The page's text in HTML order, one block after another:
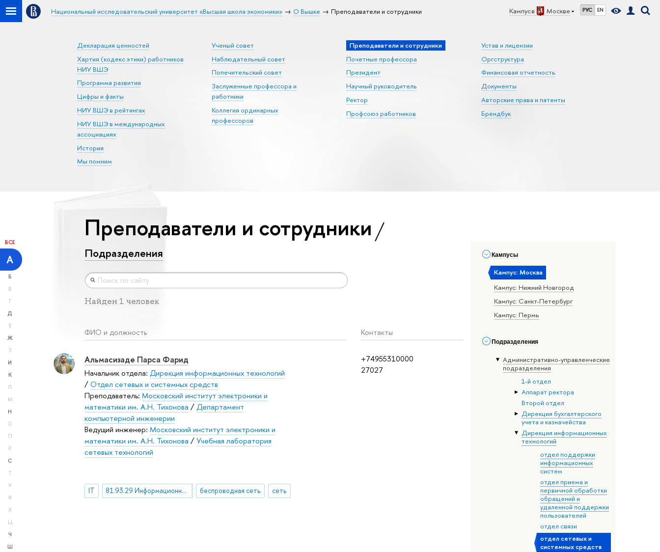
Кампус в Москве РУС EN
Национальный исследовательский университет «Высшая школа экономики» О Вышке Преподаватели и сотрудники
Декларация ценностей
Хартия (кодекс этики) работников
НИУ ВШЭ
Программа развития
Цифры и факты
НИУ ВШЭ в рейтингах
НИУ ВШЭ в международных
ассоциациях
История
Мы помним
Ученый совет
Наблюдательный совет
Попечительский совет
Заслуженные профессора и
работники
Коллегия ординарных
профессоров
Преподаватели и сотрудники
Почетные профессора
Президент
Научный руководитель
Ректор
Профсоюз работников
Устав и лицензии
Оргструктура
Финансовая отчетность
Документы
Авторские права и патенты
Брендбук
ВСЕ
А
Б
В
Г
Д
Е
Ж
З
И
К
Л
М
Н
О
П
Р
С
Т
У
Ф
Х
Ц
Ч
Ш
Кампусы
Кампус: Москва
Кампус: Нижний Новгород
Кампус: Санкт-Петербург
Кампус: Пермь
Подразделения
Административно-управленческие
подразделения
1-й отдел
Аппарат ректора
Второй отдел
Дирекция бухгалтерского
учета и казначейства
Дирекция информационных
технологий
отдел поддержки
информационных
систем
отдел приема и
первичной обработки
обращений и
удаленной поддержки
пользователей
отдел связи
отдел сетевых и
системных средств
Преподаватели и сотрудники
Подразделения
Найден 1 человек
ФИО и должность Контакты
+74955310000
27027
Альмасизаде Парса Фарид
Начальник отдела: Дирекция информационных технологий
/Отдел сетевых и системных средств
Преподаватель: Московский институт электроники и
математики им. А.Н. Тихонова /Департамент
компьютерной инженерии
Ведущий инженер: Московский институт электроники и
математики им. А.Н. Тихонова /Учебная лаборатория
сетевых технологий
IT 81.93.29 Информационная безопасность. Защита информации беспроводная сеть сеть